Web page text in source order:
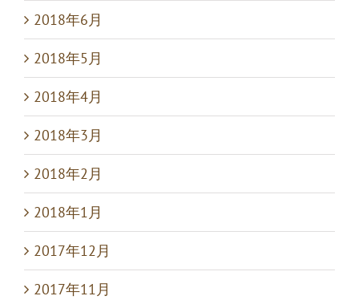
2018年6月
2018年5月
2018年4月
2018年3月
2018年2月
2018年1月
2017年12月
2017年11月